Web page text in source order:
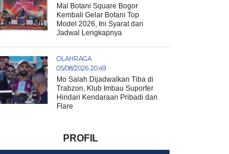
Mal Botani Square Bogor
Kembali Gelar Botani Top
Model 2026, Ini Syarat dan
Jadwal Lengkapnya
OLAHRAGA
05/08/2026 20:49
Mo Salah Dijadwalkan Tiba di
Trabzon, Klub Imbau Suporter
Hindari Kendaraan Pribadi dan
Flare
PROFIL